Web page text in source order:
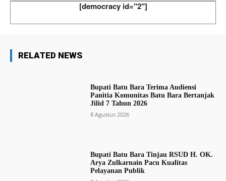
[democracy id="2"]
RELATED NEWS
Bupati Batu Bara Terima Audiensi
Panitia Komunitas Batu Bara Bertanjak
Jilid 7 Tahun 2026
8 Agustus 2026
Bupati Batu Bara Tinjau RSUD H. OK.
Arya Zulkarnain Pacu Kualitas
Pelayanan Publik